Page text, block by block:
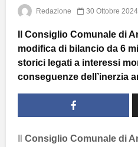
Redazione 30 Ottobre 2024
Il Consiglio Comunale di
modifica di bilancio da 6
storici legati a interessi
conseguenze dell’inerzia
Consiglio Comunale di